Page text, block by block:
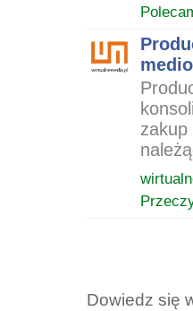
zakup
Dowiedz się